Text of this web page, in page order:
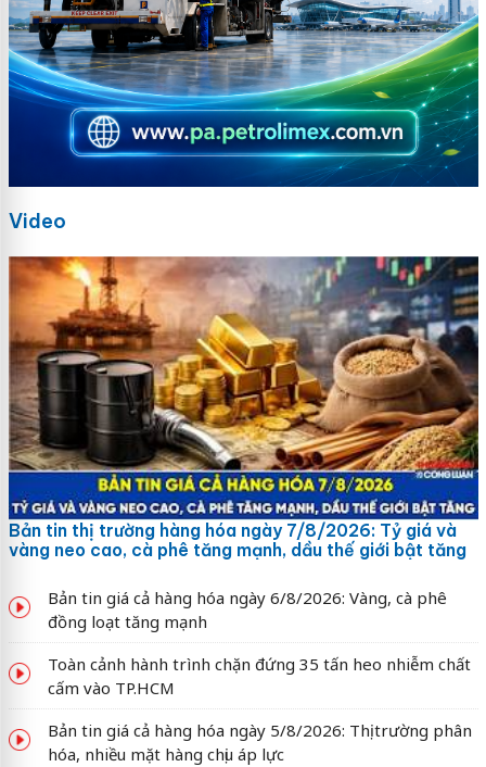
Video
Bản tin thị trường hàng hóa ngày 7/8/2026: Tỷ giá và
vàng neo cao, cà phê tăng mạnh, dầu thế giới bật tăng
Bản tin giá cả hàng hóa ngày 6/8/2026: Vàng, cà phê
đồng loạt tăng mạnh
Toàn cảnh hành trình chặn đứng 35 tấn heo nhiễm chất
cấm vào TP.HCM
Bản tin giá cả hàng hóa ngày 5/8/2026: Thị trường phân
hóa, nhiều mặt hàng chịu áp lực